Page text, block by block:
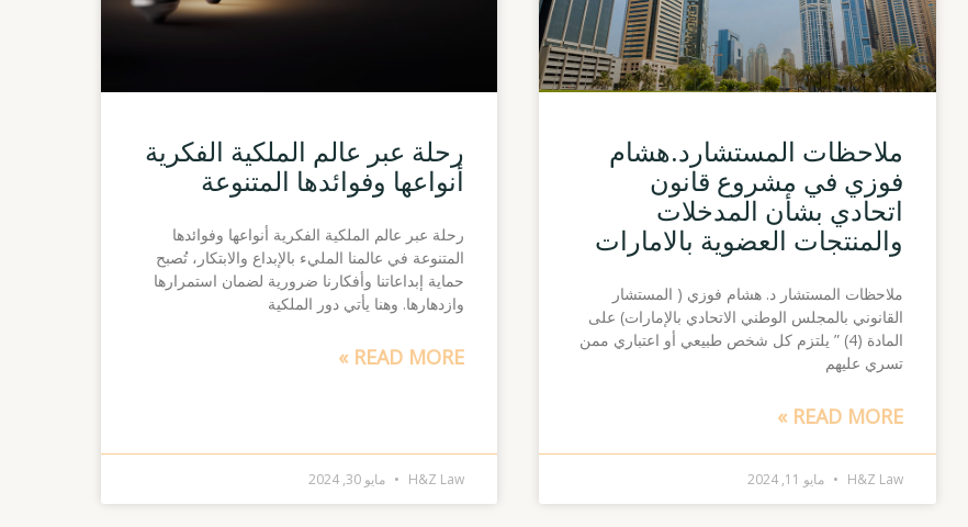
ملاحظات المستشارد.هشام
فوزي في مشروع قانون
اتحادي بشأن المدخلات
والمنتجات العضوية بالامارات
ملاحظات المستشار د. هشام فوزي ( المستشار
القانوني بالمجلس الوطني الاتحادي بالإمارات) على
المادة (4) ” يلتزم كل شخص طبيعي أو اعتباري ممن
تسري عليهم
READ MORE »
H&Z Law مايو 11, 2024
رحلة عبر عالم الملكية الفكرية
أنواعها وفوائدها المتنوعة
رحلة عبر عالم الملكية الفكرية أنواعها وفوائدها
المتنوعة في عالمنا المليء بالإبداع والابتكار، تُصبح
حماية إبداعاتنا وأفكارنا ضرورية لضمان استمرارها
وازدهارها. وهنا يأتي دور الملكية
READ MORE »
H&Z Law مايو 30, 2024